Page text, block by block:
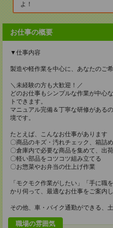
よ！
お仕事の概要
▼仕事内容
製造や軽作業を中心に、あなたのご
＼未経験の方も大歓迎！／
どのお仕事もシンプルな作業が中心
トできます。
マニュアル完備＆丁寧な研修がある
境です。
たとえば、こんなお仕事があります
〇商品のキズ・汚れチェック、箱詰
〇倉庫内で必要な商品を集めて、出
〇軽い部品をコツコツ組み立てる
〇お惣菜やお弁当の仕上げ作業
「モクモク作業がしたい」「手に職
かり伺って、最適なお仕事をご案内し
その他、車・バイク通勤ができる、
職場の雰囲気